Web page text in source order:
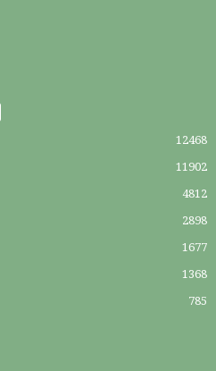
12468
11902
4812
2898
1677
1368
785